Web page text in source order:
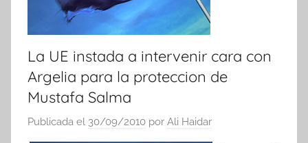
La UE instada a intervenir cara con
Argelia para la proteccion de
Mustafa Salma
Publicada el 30/09/2010 por Ali Haidar